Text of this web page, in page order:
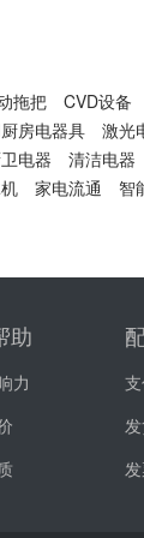
拖把 CVD设备
房电器具 激光
电器 清洁电器
家电流通 智
助
力